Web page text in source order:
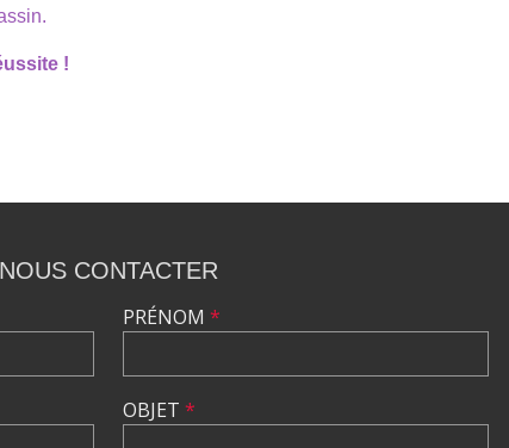
!
NOUS CONTACTER
PRÉNOM *
OBJET *